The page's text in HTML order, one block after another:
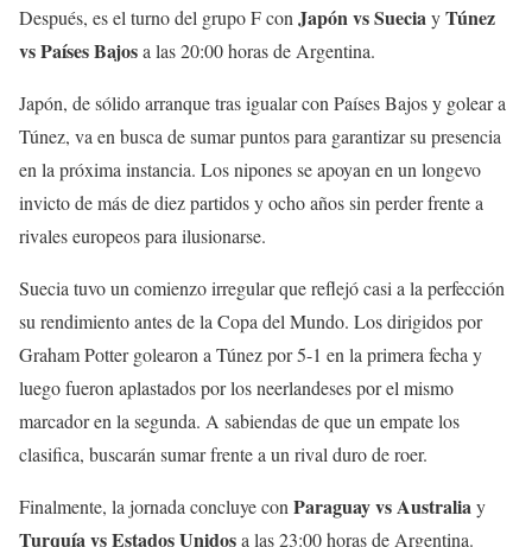
Después, es el turno del grupo F con Japón vs Suecia yTúnez
vs Países Bajosa las 20:00 horas de Argentina.
Japón, de sólido arranque tras igualar con Países Bajos y golear a
Túnez, va en busca de sumar puntos para garantizar su presencia
en la próxima instancia. Los nipones se apoyan en un longevo
invicto de más de diez partidos y ocho años sin perder frente a
rivales europeos para ilusionarse.
Suecia tuvo un comienzo irregular que reflejó casi a la perfección
su rendimiento antes de la Copa del Mundo. Los dirigidos por
Graham Potter golearon a Túnez por 5-1 en la primera fecha y
luego fueron aplastados por los neerlandeses por el mismo
marcador en la segunda. A sabiendas de que un empate los
clasifica, buscarán sumar frente a un rival duro de roer.
Finalmente, la jornada concluye con Paraguay vs Australia y
Turquía vs Estados Unidosa las 23:00 horas de Argentina.